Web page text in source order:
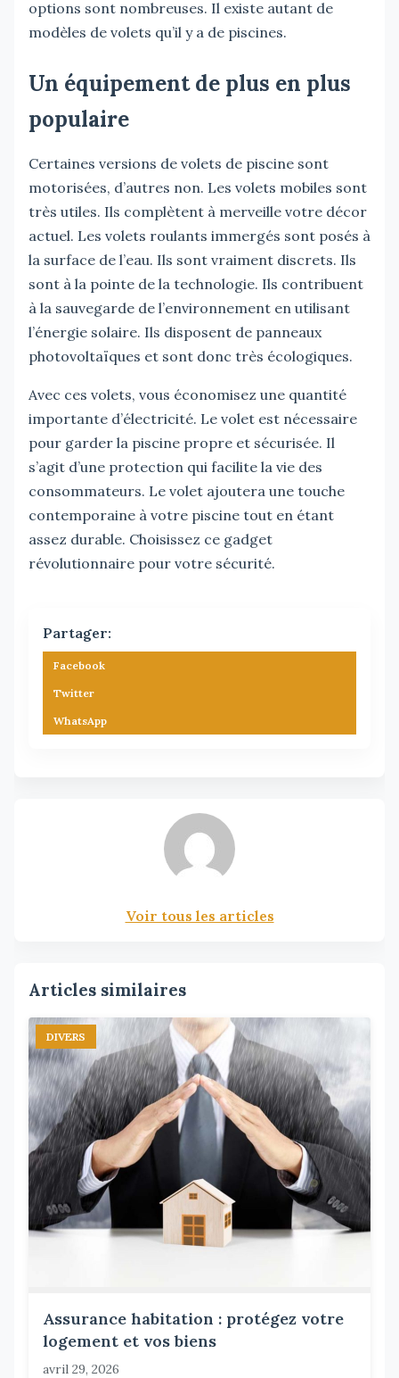
options sont nombreuses. Il existe autant de
modèles de volets qu’il y a de piscines.
Un équipement de plus en plus
populaire
Certaines versions de volets de piscine sont
motorisées, d’autres non. Les volets mobiles sont
très utiles. Ils complètent à merveille votre décor
actuel. Les volets roulants immergés sont posés à
la surface de l’eau. Ils sont vraiment discrets. Ils
sont à la pointe de la technologie. Ils contribuent
à la sauvegarde de l’environnement en utilisant
l’énergie solaire. Ils disposent de panneaux
photovoltaïques et sont donc très écologiques.
Avec ces volets, vous économisez une quantité
importante d’électricité. Le volet est nécessaire
pour garder la piscine propre et sécurisée. Il
s’agit d’une protection qui facilite la vie des
consommateurs. Le volet ajoutera une touche
contemporaine à votre piscine tout en étant
assez durable. Choisissez ce gadget
révolutionnaire pour votre sécurité.
Partager:
Facebook
Twitter
WhatsApp
Voir tous les articles
Articles similaires
DIVERS
Assurance habitation : protégez votre
logement et vos biens
avril 29, 2026